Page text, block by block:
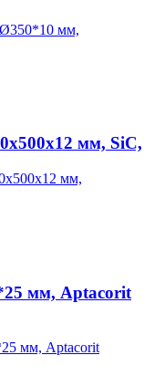
мм, SiC,
мм, Aptacorit